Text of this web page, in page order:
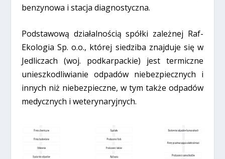
benzynowa i stacja diagnostyczna.
Podstawową działalnością spółki zależnej Raf-
Ekologia Sp. o.o., której siedziba znajduje się w
Jedliczach (woj. podkarpackie) jest termiczne
unieszkodliwianie odpadów niebezpiecznych i
innych niż niebezpieczne, w tym także odpadów
medycznych i weterynaryjnych.